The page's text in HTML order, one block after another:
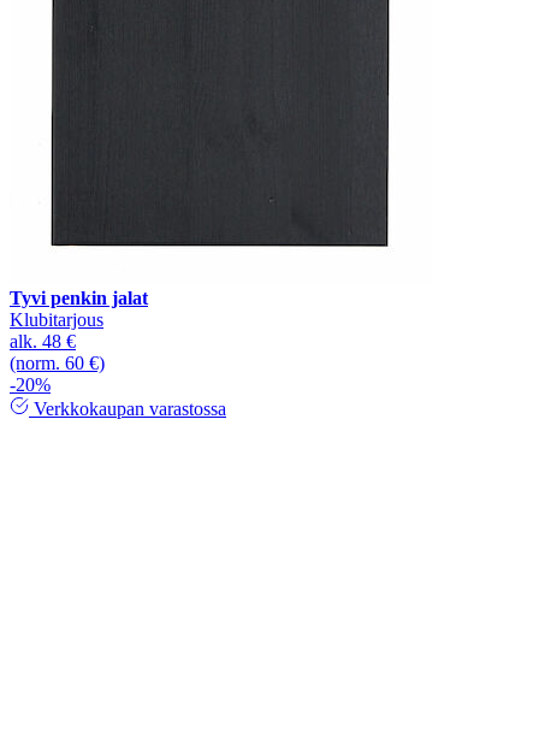
Tyvi penkin jalat
Klubitarjous
alk. 48 €
(norm. 60 €)
-20%
Verkkokaupan varastossa